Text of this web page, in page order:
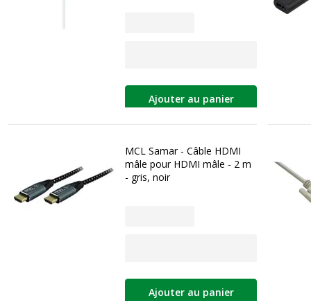
Ajouter au panier
MCL Samar - Câble HDMI
mâle pour HDMI mâle - 2 m
- gris, noir
Ajouter au panier